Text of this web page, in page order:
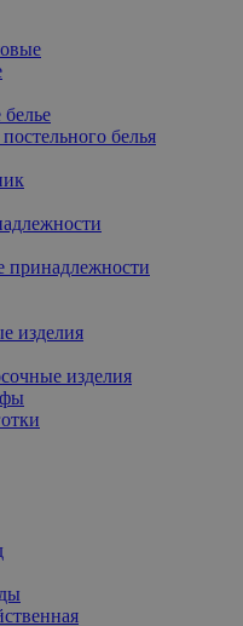
белья
принадлежности
изделия
изделия